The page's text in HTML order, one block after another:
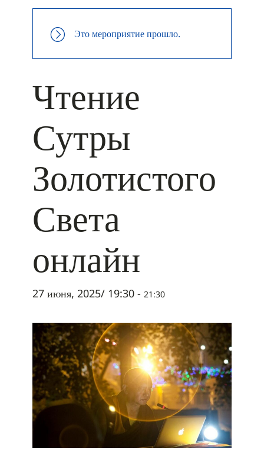
Это мероприятие прошло.
Чтение
Сутры
Золотистого
Света
онлайн
27 июня, 2025/ 19:30 - 21:30